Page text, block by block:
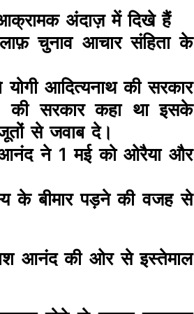
अंदाज़ में दिखे हैं
चुनाव आचार संहिता के
आदित्यनाथ की सरकार
की सरकार कहा था इसके
से जवाब दे।
ने 1 मई को ओरैया और
के बीमार पड़ने की वजह से
आनंद की ओर से इस्तेमाल